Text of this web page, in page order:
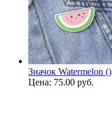
Значок Watermelon ()
Цена: 75.00 руб.